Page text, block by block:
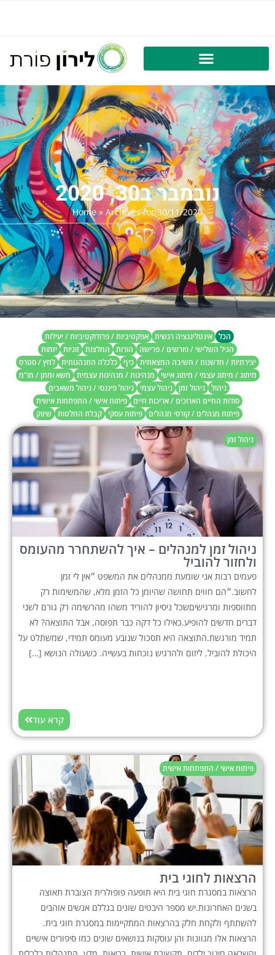
נובמבר ב30, 2020
Home»Archives for 30/11/2020
אינטליגנציה רגשית
אפקטיביות / פרודוקטיביות / יעילות
הגיל השלישי / פורשים / פרישה
הורות המלצות זוגיות יזמות
יצירתיות / חדשנות / חשיבה המצאתית כיף כלכלה התנהגותית לחץ / סטרס
מיתוג / מיתוג עצמי / מיתוג אישי
מנהיגות / מנהיגות עצמית
משא ומתן / מו"מ
ניהול ניהול זמן ניהול עצמי
ניהול פיננסי / ניהול משאבים
סודות החיים הארוכים / אריכות חיים
פיתוח אישי / התפתחות אישית
פיתוח מנהלים / קורסי מנהלים
פיתוח עסקי קבלת החלטות שיווק
הכל
ניהול זמן
ניהול זמן למנהלים – איך להשתחרר מהעומס
ולחזור להוביל
פעמים רבות אני שומעת ממנהלים את המשפט ״אין לי זמן
לחשוב.״הם חווים תחושה שהיומן כל הזמן מלא, שהמשימות רק
מתווספות ומרגישיםשכל ניסיון להוריד משהו מהרשימה רק גורם לשני
דברים חדשים להופיע.כאילו כל דקה כבר תפוסה, אבל התוצאה? לא
תמיד מורגשת.התוצאה היא תסכול שנובע מעומס תמידי, שמשתלט על
היכולת להוביל, ליזום ולהרגיש נוכחות בעשייה. כשעולה הנושא […]
קרא עוד
פיתוח אישי / התפתחות אישית
הרצאות לחוגי בית
הרצאות במסגרת חוגי בית היא תופעה פופולרית הצוברת תאוצה
בשנים האחרונות.יש מספר היבטים שונים בגללם אנשים אוהבים
להשתתף ולקחת חלק בהרצאות המתקיימות במסגרת חוגי בית.
הרצאות אלו מגוונות והן עוסקות בנושאים שונים כמו סיפורים אישיים